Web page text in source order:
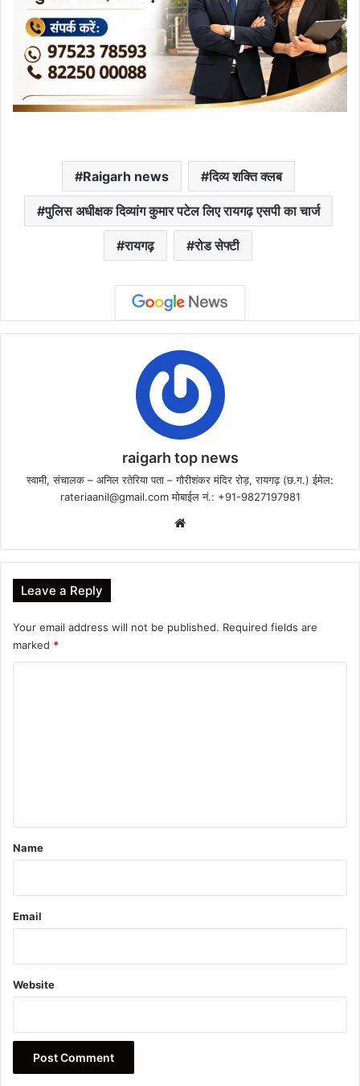
Raigarh news दिव्य शक्ति क्लब
पुलिस अधीक्षक दिव्यांग कुमार पटेल लिए रायगढ़ एसपी का चार्ज
रायगढ़ रोड सेफ्टी
raigarh top news
स्वामी, संचालक – अनिल रतेरिया पता – गौरीशंकर मंदिर रोड़, रायगढ़ (छ.ग.) ईमेल:
rateriaanil@gmail.comमोबाईल नं.: +91-9827197981
Leave a Reply
Your email address will not be published. Required fields are
marked *
*
Name
Email
Website